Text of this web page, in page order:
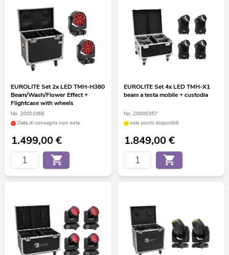
EUROLITE Set 2x LED TMH-H380
Beam/Wash/Flower Effect +
Flightcase with wheels
No. 20001066
Data di consegna non nota
1.499,00€
EUROLITE Set 4x LED TMH-X1
beam a testa mobile + custodia
No. 20000357
solo pochi disponibili
1.849,00€